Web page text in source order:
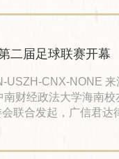
银行结构调整及其对中国的启示》。 中国并购公会第十
二届足球联赛开幕
USZH-CNX-NONE
联合发起，广信君达